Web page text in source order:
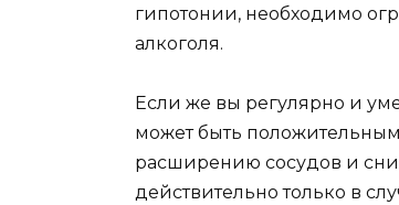
гипотонии, необходимо
алкоголя.
Если же вы регулярно и
может быть
расширению сосудов и
действительно только в